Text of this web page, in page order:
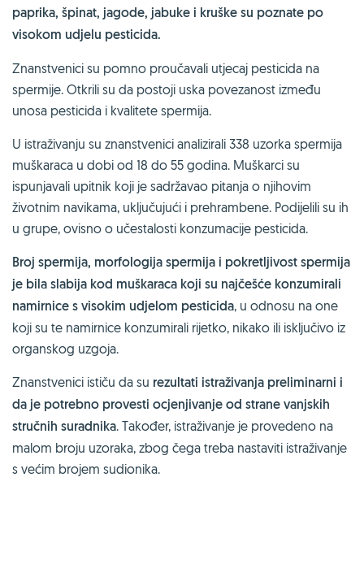
paprika, špinat, jagode, jabuke i kruške su poznate po
visokom udjelu pesticida.
Znanstvenici su pomno proučavali utjecaj pesticida na
spermije. Otkrili su da postoji uska povezanost između
unosa pesticida i kvalitete spermija.
U istraživanju su znanstvenici analizirali 338 uzorka spermija
muškaraca u dobi od 18 do 55 godina. Muškarci su
ispunjavali upitnik koji je sadržavao pitanja o njihovim
životnim navikama, uključujući i prehrambene. Podijelili su ih
u grupe, ovisno o učestalosti konzumacije pesticida.
Broj spermija, morfologija spermija i pokretljivost spermija
je bila slabija kod muškaraca koji su najčešće konzumirali
namirnice s visokim udjelom pesticida, u odnosu na one
koji su te namirnice konzumirali rijetko, nikako ili isključivo iz
organskog uzgoja.
Znanstvenici ističu da su rezultati istraživanja preliminarni i
da je potrebno provesti ocjenjivanje od strane vanjskih
stručnih suradnika. Također, istraživanje je provedeno na
malom broju uzoraka, zbog čega treba nastaviti istraživanje
s većim brojem sudionika.